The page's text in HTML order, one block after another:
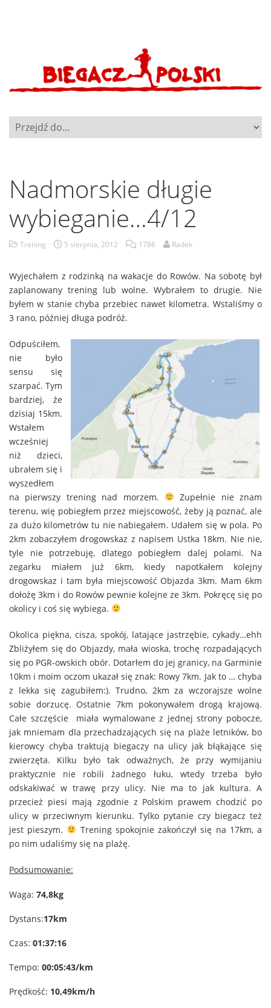
Nadmorskie długie
wybieganie…4/12
Trening 5 sierpnia, 2012 1786 Radek
Wyjechałem z rodzinką na wakacje do Rowów. Na sobotę był
zaplanowany trening lub wolne. Wybrałem to drugie. Nie
byłem w stanie chyba przebiec nawet kilometra. Wstaliśmy o
3 rano, później długa podróż.
Odpuściłem,
nie było
sensu się
szarpać. Tym
bardziej, że
dzisiaj 15km.
Wstałem
wcześniej
niż dzieci,
ubrałem się i
wyszedłem
na pierwszy trening nad morzem.
Zupełnie nie znam
terenu, wię pobiegłem przez miejscowość, żeby ją poznać, ale
za dużo kilometrów tu nie nabiegałem. Udałem się w pola. Po
2km zobaczyłem drogowskaz z napisem Ustka 18km. Nie nie,
tyle nie potrzebuję, dlatego pobiegłem dalej polami. Na
zegarku miałem już 6km, kiedy napotkałem kolejny
drogowskaz i tam była miejscowość Objazda 3km. Mam 6km
dołożę 3km i do Rowów pewnie kolejne ze 3km. Pokręcę się po
okolicy i coś się wybiega.
Okolica piękna, cisza, spokój, latające jastrzębie, cykady…ehh
Zbliżyłem się do Objazdy, mała wioska, trochę rozpadających
się po PGR-owskich obór. Dotarłem do jej granicy, na Garminie
10km i moim oczom ukazał się znak: Rowy 7km. Jak to … chyba
z lekka się zagubiłem:). Trudno, 2km za wczorajsze wolne
sobie dorzucę. Ostatnie 7km pokonywałem drogą krajową.
Całe szczęście miała wymalowane z jednej strony pobocze,
jak mniemam dla przechadzających się na plaże letników, bo
kierowcy chyba traktują biegaczy na ulicy jak błąkające się
zwierzęta. Kilku było tak odważnych, że przy wymijaniu
praktycznie nie robili żadnego łuku, wtedy trzeba było
odskakiwać w trawę przy ulicy. Nie ma to jak kultura. A
przecież piesi mają zgodnie z Polskim prawem chodzić po
ulicy w przeciwnym kierunku. Tylko pytanie czy biegacz też
jest pieszym.
Trening spokojnie zakończył się na 17km, a
po nim udaliśmy się na plażę.
Podsumowanie:
Waga: 74,8kg
Dystans:17km
Czas: 01:37:16
Tempo: 00:05:43/km
Prędkość: 10,49km/h